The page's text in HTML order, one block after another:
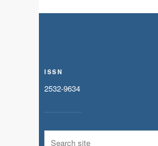
ISSN
2532-9634